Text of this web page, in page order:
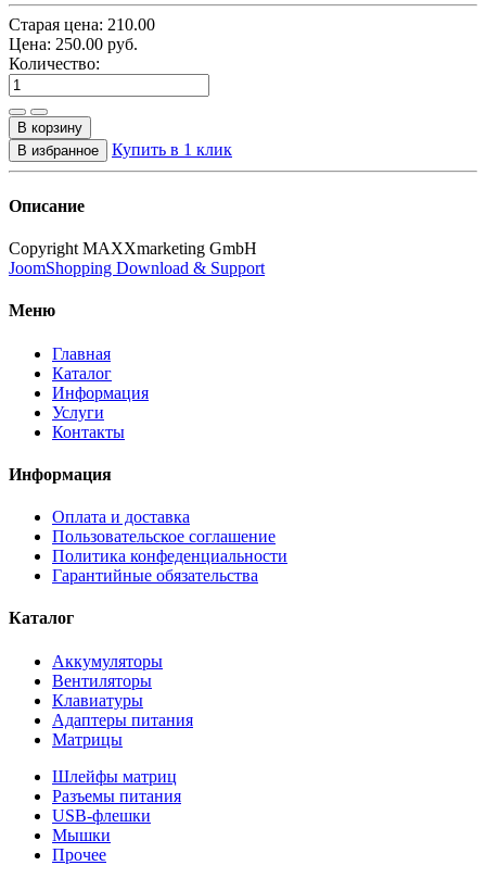
Старая цена: 210.00
Цена: 250.00 руб.
Количество:
Купить в 1 клик
Описание
Copyright MAXXmarketing GmbH
JoomShopping Download & Support
Меню
Главная
Каталог
Информация
Услуги
Контакты
Информация
Оплата и доставка
Пользовательское соглашение
Политика конфеденциальности
Гарантийные обязательства
Каталог
Аккумуляторы
Вентиляторы
Клавиатуры
Адаптеры питания
Матрицы
Шлейфы матриц
Разъемы питания
USB-флешки
Мышки
Прочее